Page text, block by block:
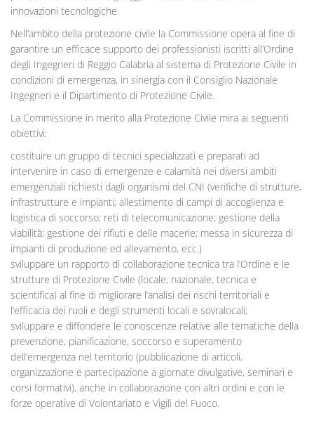
innovazioni tecnologiche.
Nell’ambito della protezione civile la Commissione opera al fine di
garantire un efficace supporto dei professionisti iscritti all’Ordine
degli Ingegneri di Reggio Calabria al sistema di Protezione Civile in
condizioni di emergenza, in sinergia con il Consiglio Nazionale
Ingegneri e il Dipartimento di Protezione Civile.
La Commissione in merito alla Protezione Civile mira ai seguenti
obiettivi:
costituire un gruppo di tecnici specializzati e preparati ad
intervenire in caso di emergenze e calamità nei diversi ambiti
emergenziali richiesti dagli organismi del CNI (verifiche di strutture,
infrastrutture e impianti; allestimento di campi di accoglienza e
logistica di soccorso; reti di telecomunicazione; gestione della
viabilità; gestione dei rifiuti e delle macerie; messa in sicurezza di
impianti di produzione ed allevamento, ecc.)
sviluppare un rapporto di collaborazione tecnica tra l’Ordine e le
strutture di Protezione Civile (locale, nazionale, tecnica e
scientifica) al fine di migliorare l’analisi dei rischi territoriali e
l’efficacia dei ruoli e degli strumenti locali e sovralocali;
sviluppare e diffondere le conoscenze relative alle tematiche della
prevenzione, pianificazione, soccorso e superamento
dell’emergenza nel territorio (pubblicazione di articoli,
organizzazione e partecipazione a giornate divulgative, seminari e
corsi formativi), anche in collaborazione con altri ordini e con le
forze operative di Volontariato e Vigili del Fuoco.